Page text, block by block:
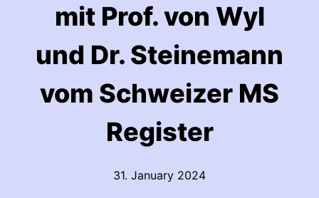
mit Prof. von Wyl
und Dr. Steinemann
vom Schweizer MS
Register
31. January 2024